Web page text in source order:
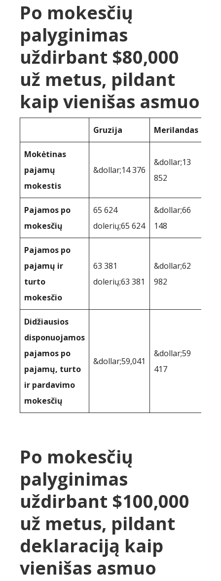
Po mokesčių
palyginimas
uždirbant $80,000
už metus, pildant
kaip vienišas asmuo
Gruzija Merilandas
Mokėtinas
pajamų
mokestis
&dollar;14 376
&dollar;13
852
Pajamos po
mokesčių
65 624
dolerių;65 624
&dollar;66
148
Pajamos po
pajamų ir
turto
mokesčio
63 381
dolerių;63 381
&dollar;62
982
Didžiausios
disponuojamos
pajamos po
pajamų, turto
ir pardavimo
mokesčių
&dollar;59,041
&dollar;59
417
Po mokesčių
palyginimas
uždirbant $100,000
už metus, pildant
deklaraciją kaip
vienišas asmuo